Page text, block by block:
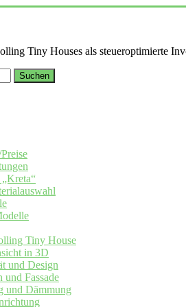
Tiny Houses als steueroptimierte
Tiny House
in 3D
und Design
und Fassade
und Dämmung